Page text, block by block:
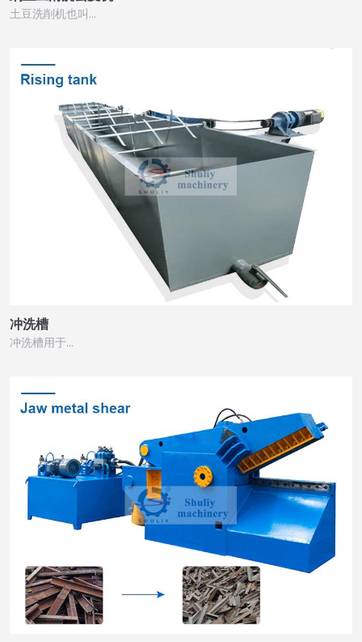
土豆洗削机也叫…
冲洗槽
冲洗槽用于…